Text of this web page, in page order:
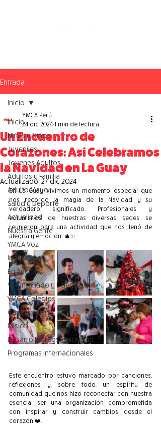
Entrada
Inicio
Niñas y Niños
Juveniles
Jóvenes Adultos
Adultos y Familia
Adulto Mayor
Salud y Deporte
Actualidad
Nuestra Gente
YMCA Voz
Institucional
En Acción
Voluntariado y Liderazgo
YMCA Colegios
Campamentos
Misión
Desarrollo y Sostenibilidad
Programas Internacionales
Inicio
Un Encuentro de
Corazones: Así Celebramos
la Navidad en La Guay
YMCA Perú
24 dic 2024 1 min de lectura
Actualizado:27 dic 2024
En La Guay vivimos un momento especial que
nos recordó la magia de la Navidad y su
verdadero significado. Profesionales y
voluntarios de nuestras diversas sedes se
reunieron para una actividad que nos llenó de
alegría y emoción. 🎄✨
Este encuentro estuvo marcado por canciones,
reflexiones y, sobre todo, un espíritu de
comunidad que nos hizo reconectar con nuestra
esencia: ser una organización comprometida
con inspirar y construir cambios desde el
corazón ❤️.